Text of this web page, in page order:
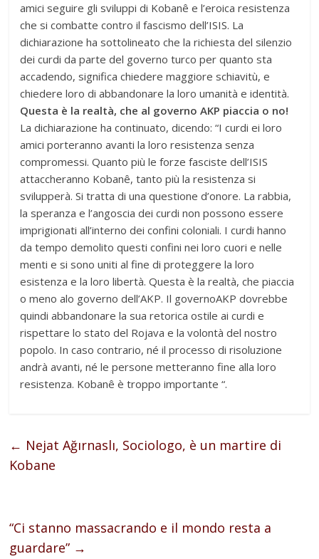
amici seguire gli sviluppi di Kobanê e l’eroica resistenza
che si combatte contro il fascismo dell’ISIS. La
dichiarazione ha sottolineato che la richiesta del silenzio
dei curdi da parte del governo turco per quanto sta
accadendo, significa chiedere maggiore schiavitù, e
chiedere loro di abbandonare la loro umanità e identità.
Questa è la realtà, che al governo AKP piaccia o no!
La dichiarazione ha continuato, dicendo: “I curdi ei loro
amici porteranno avanti la loro resistenza senza
compromessi. Quanto più le forze fasciste dell’ISIS
attaccheranno Kobanê, tanto più la resistenza si
svilupperà. Si tratta di una questione d’onore. La rabbia,
la speranza e l’angoscia dei curdi non possono essere
imprigionati all’interno dei confini coloniali. I curdi hanno
da tempo demolito questi confini nei loro cuori e nelle
menti e si sono uniti al fine di proteggere la loro
esistenza e la loro libertà. Questa è la realtà, che piaccia
o meno alo governo dell’AKP. Il governoAKP dovrebbe
quindi abbandonare la sua retorica ostile ai curdi e
rispettare lo stato del Rojava e la volontà del nostro
popolo. In caso contrario, né il processo di risoluzione
andrà avanti, né le persone metteranno fine alla loro
resistenza. Kobanê è troppo importante “.
← Nejat Ağırnaslı, Sociologo, è un martire di
Kobane
“Ci stanno massacrando e il mondo resta a
guardare” →